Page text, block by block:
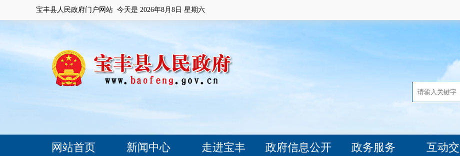
宝丰县人民政府门户网站 今天是 2026年8月8日 星期六
网站首页 新闻中心 走进宝丰 政府信息公开 政务服务 互动